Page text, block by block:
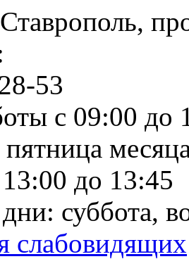
53
с 09:00 до
пятница
до 13:45
суббота,
слабовидящих